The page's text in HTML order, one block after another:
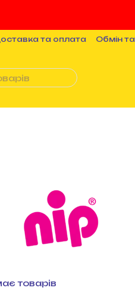
та оплата Обмін
товарів